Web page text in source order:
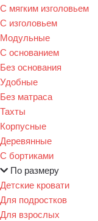
С мягким изголовьем
С изголовьем
Модульные
С основанием
Без основания
Удобные
Без матраса
Тахты
Корпусные
Деревянные
С бортиками
По размеру
Детские кровати
Для подростков
Для взрослых